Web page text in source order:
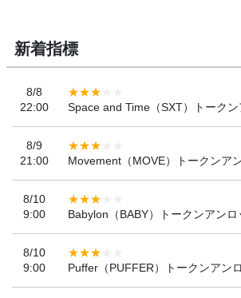
新着指標
8/8
22:00
Space and Time（SXT）トークン
8/9
21:00
Movement（MOVE）トークンア
8/10
9:00
Babylon（BABY）トークンアンロ
8/10
9:00
Puffer（PUFFER）トークンアン